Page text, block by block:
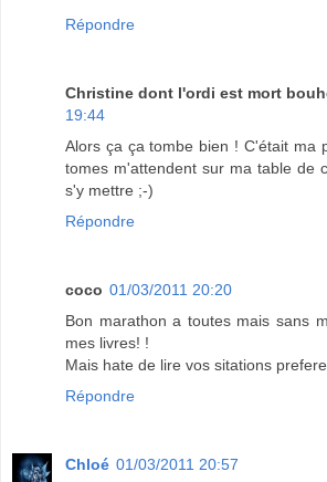
Répondre
Christine dont l'ordi est mort
19:44
Alors ça ça tombe bien ! C'était ma
tomes m'attendent sur ma table de
s'y mettre ;-)
Répondre
coco 01/03/2011 20:20
Bon marathon a toutes mais sans
mes livres! !
Mais hate de lire vos sitations
Répondre
Chloé 01/03/2011 20:57